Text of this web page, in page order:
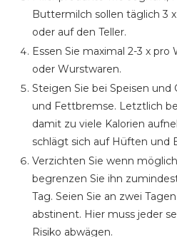
Buttermilch sollen täglich 3 x
oder auf den Teller.
Essen Sie maximal 2-3 x pro
oder Wurstwaren.
Steigen Sie bei Speisen und
und Fettbremse. Letztlich
damit zu viele Kalorien
schlägt sich auf Hüften und
Verzichten Sie wenn
begrenzen Sie ihn
Tag. Seien Sie an zwei
abstinent. Hier muss jeder
Risiko abwägen.